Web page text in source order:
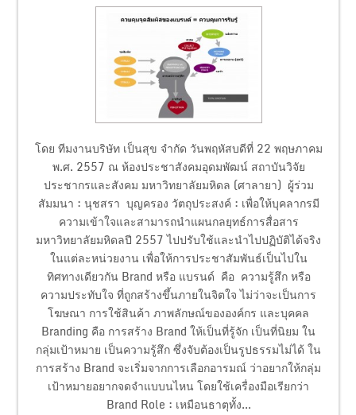
โดย ทีมงานบริษัท เป็นสุข จำกัด วันพฤหัสบดีที่ 22 พฤษภาคม
พ.ศ. 2557 ณ ห้องประชาสังคมอุดมพัฒน์ สถาบันวิจัย
ประชากรและสังคม มหาวิทยาลัยมหิดล (ศาลายา) ผู้ร่วม
สัมมนา : นุชสรา บุญครอง วัตถุประสงค์ : เพื่อให้บุคลากรมี
ความเข้าใจและสามารถนำแผนกลยุทธ์การสื่อสาร
มหาวิทยาลัยมหิดลปี 2557 ไปปรับใช้และนำไปปฏิบัติได้จริง
ในแต่ละหน่วยงาน เพื่อให้การประชาสัมพันธ์เป็นไปใน
ทิศทางเดียวกัน Brand หรือ แบรนด์ คือ ความรู้สึก หรือ
ความประทับใจ ที่ถูกสร้างขึ้นภายในจิตใจ ไม่ว่าจะเป็นการ
โฆษณา การใช้สินค้า ภาพลักษณ์ขององค์กร และบุคคล
Branding คือ การสร้าง Brand ให้เป็นที่รู้จัก เป็นที่นิยม ใน
กลุ่มเป้าหมาย เป็นความรู้สึก ซึ่งจับต้องเป็นรูปธรรมไม่ได้ ใน
การสร้าง Brand จะเริ่มจากการเลือกอารมณ์ ว่าอยากให้กลุ่ม
เป้าหมายอยากจดจำแบบนไหน โดยใช้เครื่องมือเรียกว่า
Brand Role : เหมือนธาตุทั้ง...